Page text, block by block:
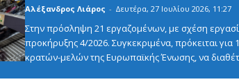
Αλέξανδρος Λιάρος - Δευτέρα, 27 Ιουλίου 2026, 11:27
Στην πρόσληψη 21 εργαζομένων, με σχέση
προκήρυξης 4/2026. Συγκεκριμένα, πρόκειται για
κρατών-μελών της Ευρωπαϊκής Ένωσης, να